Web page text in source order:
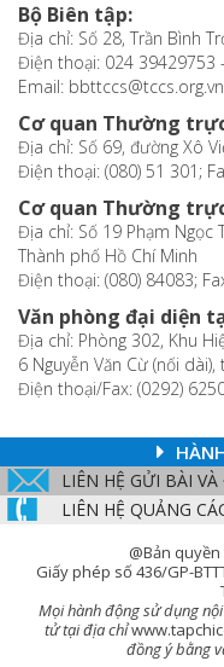
Bộ Biên tập:
Địa chỉ: Số 28, Trần Bình
Điện thoại: 024 39429753
Email: bbttccs@tccs.org.vn
Cơ quan Thường
Địa chỉ: Số 69, đường Xô
Điện thoại: (080) 51 301;
Cơ quan Thường
Địa chỉ: Số 19 Phạm Ngọc
Thành phố Hồ Chí Minh
Điện thoại: (080) 84083;
Văn phòng đại diện
Địa chỉ: Phòng 302, Khu
6 Nguyễn Văn Cừ (nối
Điện thoại/Fax: (0292)
LIÊN HỆ GỬI BÀI
LIÊN HỆ QUẢNG
@Bản
Giấy phép số 436/GP-
Mọi hành động sử dụng
tử tại địa chỉ
đồng ý bằng